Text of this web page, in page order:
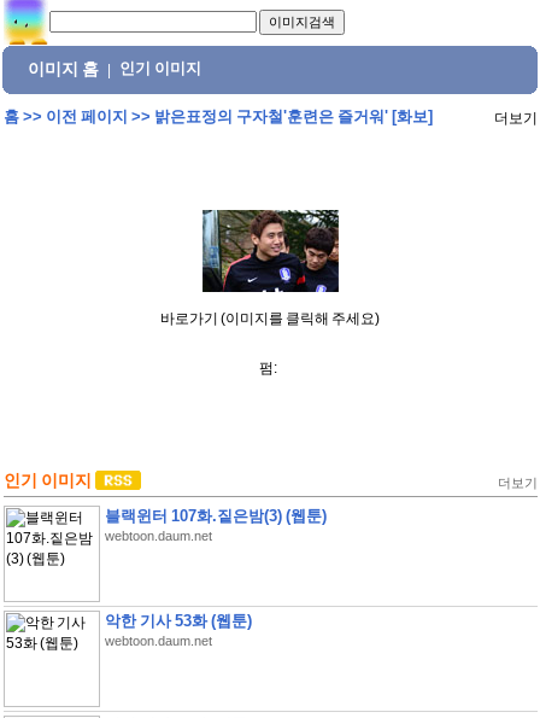
이미지 홈 인기 이미지
홈>> 이전 페이지 >> 밝은표정의 구자철'훈련은 즐거워' [화보] 더보기
바로가기 (이미지를 클릭해 주세요)
펌:
인기 이미지 더보기
블랙윈터 107화.짙은밤(3) (웹툰)
webtoon.daum.net
악한 기사 53화 (웹툰)
webtoon.daum.net